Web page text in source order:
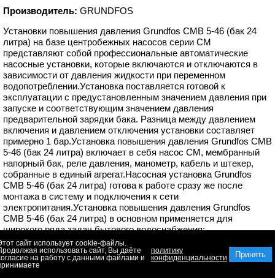
Производитель: GRUNDFOS
Установки повышения давления Grundfos CMB 5-46 (бак 24
литра) на базе центробежных насосов серии CM
представляют собой профессиональные автоматические
насосные установки, которые включаются и отключаются в
зависимости от давления жидкости при переменном
водопотреблении.Установка поставляется готовой к
эксплуатации с предустановленным значением давления при
запуске и соответствующим значением давления
предварительной зарядки бака. Разница между давлением
включения и давлением отключения установки составляет
примерно 1 бар.Установка повышения давления Grundfos CMB
5-46 (бак 24 литра) включает в себя насос CM, мембранный
напорный бак, реле давления, манометр, кабель и штекер,
собранные в единый агрегат.Насосная установка Grundfos
CMB 5-46 (бак 24 литра) готова к работе сразу же после
монтажа в систему и подключения к сети
электропитания.Установка повышения давления Grundfos
CMB 5-46 (бак 24 литра) в основном применяется для
широкого ряда задач бытового водоснабжения:
водоснабжение и перекачивание воды в частных домах,
садоводстве
сайт использует cookie-файлы.
использовать сайт, Вы даёте
на работу с данными файлами и
политику
конфиденциальности
Принять